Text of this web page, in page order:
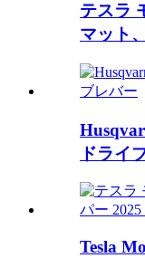
テスラ
マット
ドライ
Tesla